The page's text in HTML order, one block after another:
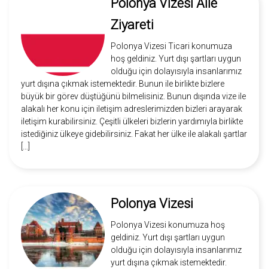
Polonya Vizesi Aile
Ziyareti
Polonya Vizesi Ticari konumuza
hoş geldiniz. Yurt dışı şartları uygun
olduğu için dolayısıyla insanlarımız
yurt dışına çıkmak istemektedir. Bunun ile birlikte bizlere
büyük bir görev düştüğünü bilmelisiniz. Bunun dışında vize ile
alakalı her konu için iletişim adreslerimizden bizleri arayarak
iletişim kurabilirsiniz. Çeşitli ülkeleri bizlerin yardımıyla birlikte
istediğiniz ülkeye gidebilirsiniz. Fakat her ülke ile alakalı şartlar
Polonya Vizesi
Polonya Vizesi konumuza hoş
geldiniz. Yurt dışı şartları uygun
olduğu için dolayısıyla insanlarımız
yurt dışına çıkmak istemektedir.